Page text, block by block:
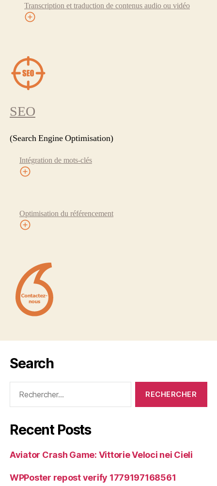
Transcription et traduction de contenus audio ou vidéo
SEO
(Search Engine Optimisation)
Intégration de mots-clés
Optimisation du référencement
Search
Recent Posts
Aviator Crash Game: Vittorie Veloci nei Cieli
WPPoster repost verify 1779197168561